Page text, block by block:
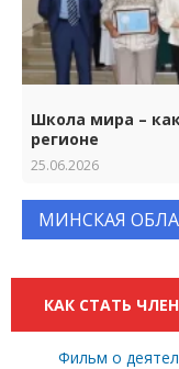
Школа мира –
регионе
25.06.2026
МИНСКАЯ
КАК СТАТЬ
Фильм о